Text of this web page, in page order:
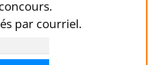
par courriel.